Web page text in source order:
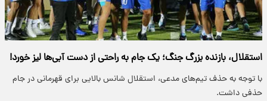
استقلال، بازنده بزرگ جنگ؛ یک جام به راحتی از دست آبی‌ها لیز خورد!
با توجه به حذف تیم‌های مدعی، استقلال شانس بالایی برای قهرمانی در جام
حذفی داشت.